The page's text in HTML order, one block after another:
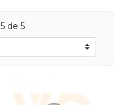
5de 5